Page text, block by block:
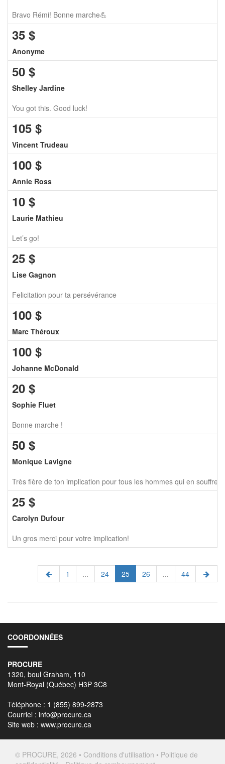
Bravo Rémi! Bonne marche💪
35 $
Anonyme
50 $
Shelley Jardine
You got this. Good luck!
105 $
Vincent Trudeau
100 $
Annie Ross
10 $
Laurie Mathieu
Let’s go!
25 $
Lise Gagnon
Felicitation pour ta persévérance
100 $
Marc Théroux
100 $
Johanne McDonald
20 $
Sophie Fluet
Bonne marche !
50 $
Monique Lavigne
Très fière de ton implication pour tous les hommes qui en
25 $
Carolyn Dufour
Un gros merci pour votre implication!
1 ... 24 25 26 ... 44
COORDONNÉES
PROCURE
1320, boul Graham, 110
Mont-Royal (Québec) H3P 3C8
Téléphone : 1 (855) 899-2873
Courriel : info@procure.ca
Site web : www.procure.ca
© PROCURE, 2026 • Conditions d'utilisation • Politique de